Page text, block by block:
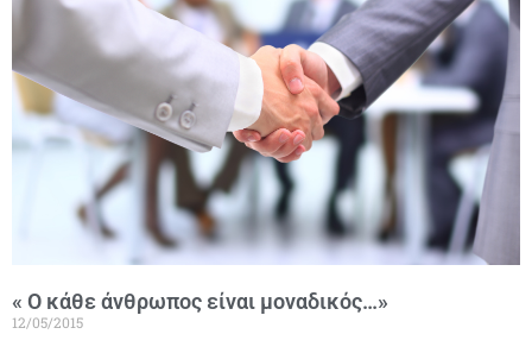
« Ο κάθε άνθρωπος είναι μοναδικός…»
12/05/2015